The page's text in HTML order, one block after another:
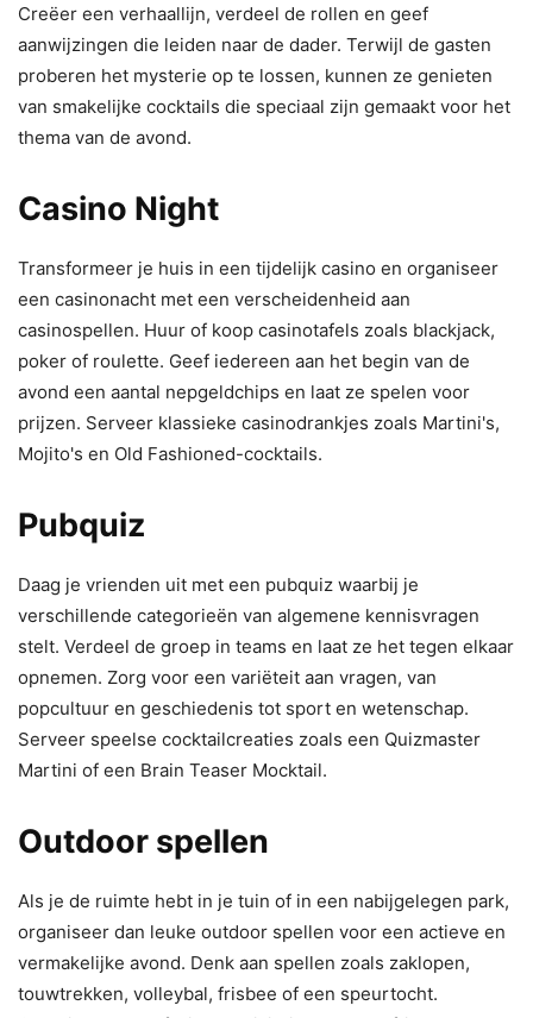
Creëer een verhaallijn, verdeel de rollen en geef
aanwijzingen die leiden naar de dader. Terwijl de gasten
proberen het mysterie op te lossen, kunnen ze genieten
van smakelijke cocktails die speciaal zijn gemaakt voor het
thema van de avond.
Casino Night
Transformeer je huis in een tijdelijk casino en organiseer
een casinonacht met een verscheidenheid aan
casinospellen. Huur of koop casinotafels zoals blackjack,
poker of roulette. Geef iedereen aan het begin van de
avond een aantal nepgeldchips en laat ze spelen voor
prijzen. Serveer klassieke casinodrankjes zoals Martini's,
Mojito's en Old Fashioned-cocktails.
Pubquiz
Daag je vrienden uit met een pubquiz waarbij je
verschillende categorieën van algemene kennisvragen
stelt. Verdeel de groep in teams en laat ze het tegen elkaar
opnemen. Zorg voor een variëteit aan vragen, van
popcultuur en geschiedenis tot sport en wetenschap.
Serveer speelse cocktailcreaties zoals een Quizmaster
Martini of een Brain Teaser Mocktail.
Outdoor spellen
Als je de ruimte hebt in je tuin of in een nabijgelegen park,
organiseer dan leuke outdoor spellen voor een actieve en
vermakelijke avond. Denk aan spellen zoals zaklopen,
touwtrekken, volleybal, frisbee of een speurtocht.